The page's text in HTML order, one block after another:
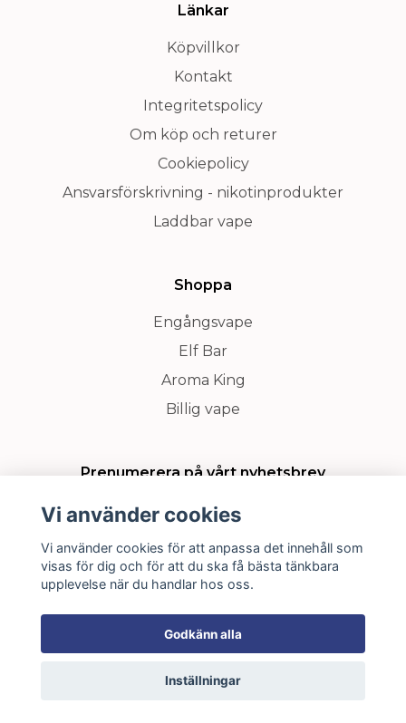
Länkar
Köpvillkor
Kontakt
Integritetspolicy
Om köp och returer
Cookiepolicy
Ansvarsförskrivning - nikotinprodukter
Laddbar vape
Shoppa
Engångsvape
Elf Bar
Aroma King
Billig vape
Prenumerera på vårt nyhetsbrev
Trygg & säker handel
Vi använder cookies
Vi använder cookies för att anpassa det innehåll som
visas för dig och för att du ska få bästa tänkbara
upplevelse när du handlar hos oss.
Godkänn alla
Inställningar